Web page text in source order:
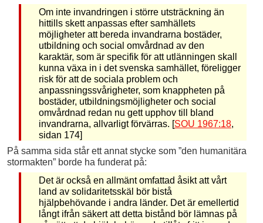
Om inte invandringen i större utsträckning än
hittills skett anpassas efter samhällets
möjligheter att bereda invandrarna bostäder,
utbildning och social omvårdnad av den
karaktär, som är specifik för att utlänningen skall
kunna växa in i det svenska samhället, föreligger
risk för att de sociala problem och
anpassningssvårigheter, som knappheten på
bostäder, utbildningsmöjligheter och social
omvårdnad redan nu gett upphov till bland
invandrarna, allvarligt förvärras. [SOU 1967:18,
sidan 174]
På samma sida står ett annat stycke som ”den humanitära
stormakten” borde ha funderat på:
Det är också en allmänt omfattad åsikt att vårt
land av solidaritetsskäl bör bistå
hjälpbehövande i andra länder. Det är emellertid
långt ifrån säkert att detta bistånd bör lämnas på